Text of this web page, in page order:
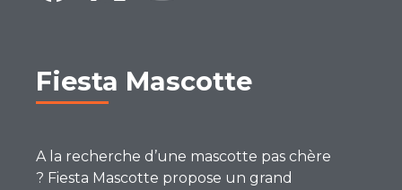
Fiesta Mascotte
A la recherche d’une mascotte pas chère
? Fiesta Mascotte propose un grand